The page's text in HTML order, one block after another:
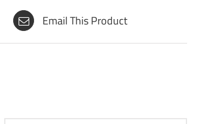
Email This Product